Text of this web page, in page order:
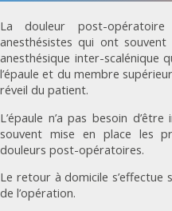
La douleur post-
anesthésistes qui ont
anesthésique inter-scalénique
l’épaule et du membre
réveil du patient.
L’épaule n’a pas besoin
souvent mise en place les
douleurs post-opératoires.
Le retour à domicile
de l’opération.